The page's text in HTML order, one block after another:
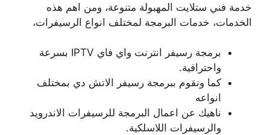
خدمة فني ستلايت المهبولة متنوعة، ومن اهم هذه
الخدمات، خدمات البرمجة لمختلف انواع الرسيفرات،
برمجة رسيفر انترنت واي فاي IPTV بسرعة
واحترافية.
كما ونقوم ببرمجة رسيفر الاتش دي بمختلف
انواعه
ناهيك عن اعمال البرمجة للرسيفرات الاندرويد
والرسيفرات اللاسلكية.